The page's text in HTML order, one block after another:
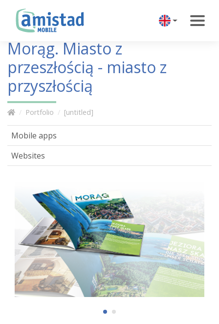
Morąg. Miasto z
przeszłością - miasto z
przyszłością
Portfolio [untitled]
Mobile apps
Websites